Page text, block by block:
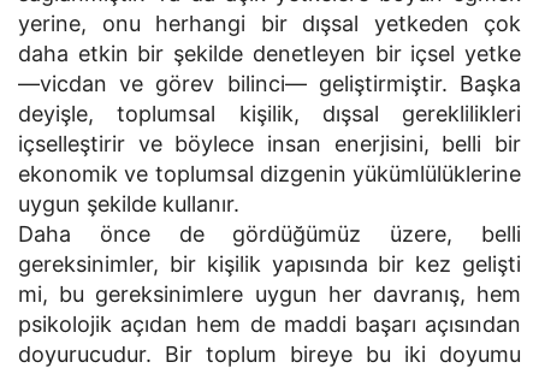
yerine, onu herhangi bir dışsal yetkeden çok
daha etkin bir şekilde denetleyen bir içsel yetke
—vicdan ve görev bilinci— geliştirmiştir. Başka
deyişle, toplumsal kişilik, dışsal gereklilikleri
içselleştirir ve böylece insan enerjisini, belli bir
ekonomik ve toplumsal dizgenin yükümlülüklerine
uygun şekilde kullanır.
Daha önce de gördüğümüz üzere, belli
gereksinimler, bir kişilik yapısında bir kez gelişti
mi, bu gereksinimlere uygun her davranış, hem
psikolojik açıdan hem de maddi başarı açısından
doyurucudur. Bir toplum bireye bu iki doyumu